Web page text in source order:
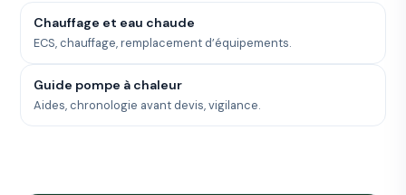
Chauffage et eau chaude
ECS, chauffage, remplacement d’équipements.
Guide pompe à chaleur
Aides, chronologie avant devis, vigilance.